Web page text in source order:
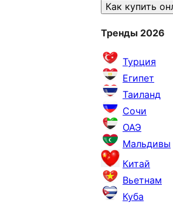
Как купить
Тренды 2026
Турция
Египет
Таиланд
Сочи
ОАЭ
Мальдивы
Китай
Вьетнам
Куба